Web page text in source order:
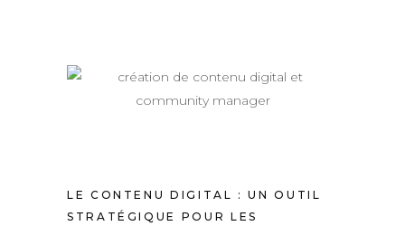
LE CONTENU DIGITAL : UN OUTIL
STRATÉGIQUE POUR LES